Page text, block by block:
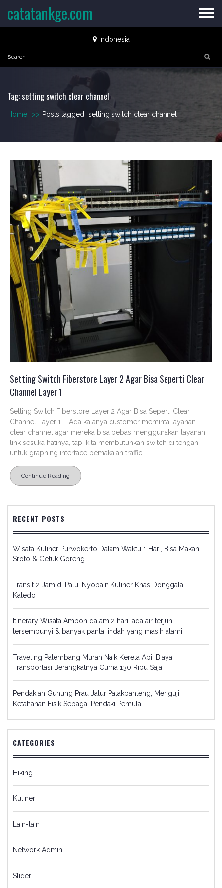
Indonesia
Search
for:
catatankge.com
Tag:setting switch clear channel
Home >> Posts tagged setting switch clear channel
Setting Switch Fiberstore Layer 2 Agar Bisa Seperti Clear
Channel Layer 1
Setting Switch Fiberstore Layer 2 Agar Bisa Seperti Clear
Channel Layer 1 – Ada kalanya customer meminta layanan
clear channel agar mereka bisa bebas menggunakan layanan
link sesuka hatinya, tapi kita membutuhkan switch di tengah
untuk graphing interface pemakaian traffic...
Continue Reading
RECENT POSTS
Wisata Kuliner Purwokerto Dalam Waktu 1 Hari, Bisa Makan
Sroto & Getuk Goreng
Transit 2 Jam di Palu, Nyobain Kuliner Khas Donggala:
Kaledo
Itinerary Wisata Ambon dalam 2 hari, ada air terjun
tersembunyi & banyak pantai indah yang masih alami
Traveling Palembang Murah Naik Kereta Api, Biaya
Transportasi Berangkatnya Cuma 130 Ribu Saja
Pendakian Gunung Prau Jalur Patakbanteng, Menguji
Ketahanan Fisik Sebagai Pendaki Pemula
CATEGORIES
Hiking
Kuliner
Lain-lain
Network Admin
Slider